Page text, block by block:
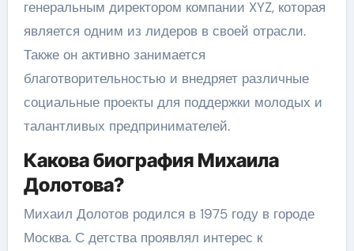
генеральным директором компании XYZ, которая
является одним из лидеров в своей отрасли.
Также он активно занимается
благотворительностью и внедряет различные
социальные проекты для поддержки молодых и
талантливых предпринимателей.
Какова биография Михаила
Долотова?
Михаил Долотов родился в 1975 году в городе
Москва. С детства проявлял интерес к